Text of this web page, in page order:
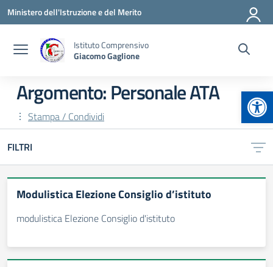
Vai ai contenuti
Vai al menu di navigazione
Vai al footer
Ministero dell'Istruzione e del Merito
Istituto Comprensivo
Giacomo Gaglione
Argomento: Personale ATA
Stampa / Condividi
FILTRI
Modulistica Elezione Consiglio d’istituto
modulistica Elezione Consiglio d'istituto